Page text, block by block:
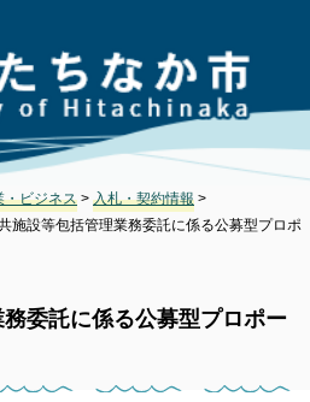
・ビジネス > 入札・契約情報 >
施設等包括管理業務委託に係る公募型プロポ
委託に係る公募型プロポー